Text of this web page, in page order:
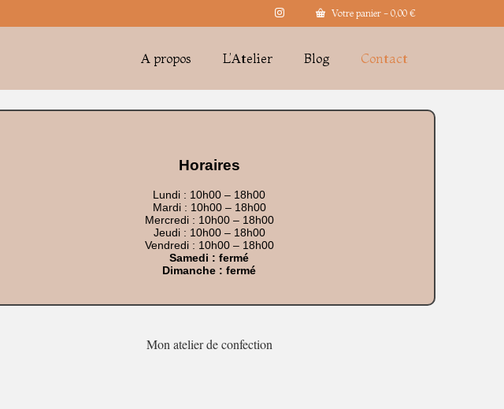
Votre panier - 0,00 €
A propos L’Atelier Blog Contact
Horaires
Lundi : 10h00 – 18h00
Mardi : 10h00 – 18h00
Mercredi : 10h00 – 18h00
Jeudi : 10h00 – 18h00
Vendredi : 10h00 – 18h00
Samedi : fermé
Dimanche : fermé
Mon atelier de confection